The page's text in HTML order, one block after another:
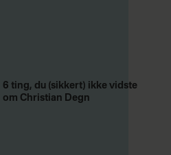
6 ting, du (sikkert) ikke vidste
om Christian Degn